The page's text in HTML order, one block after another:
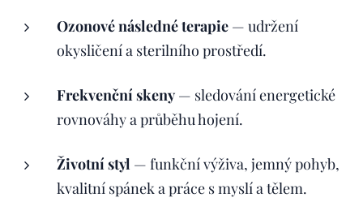
Ozonové následné terapie — udržení
okysličení a sterilního prostředí.
Frekvenční skeny — sledování energetické
rovnováhy a průběhu hojení.
Životní styl — funkční výživa, jemný pohyb,
kvalitní spánek a práce s myslí a tělem.